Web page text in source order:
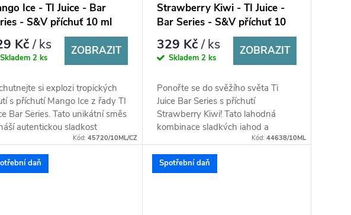
Ice - TI Juice - Bar
- S&V příchuť 10 ml
Kč/ ks
Skladem2 ks
ZOBRAZIT
si explozi tropických
s příchutí Mango Ice z řady TI
Bar Series. Tato unikátní směs
autentickou sladkost
zralého manga,...
Kód: 45720/10ML/CZ
Strawberry Kiwi - TI Juice -
Bar Series - S&V příchuť 10
ml
329 Kč / ks
Skladem 2 ks
ZOBRAZIT
Ponořte se do svěžího světa Ti
Juice Bar Series s příchutí
Strawberry Kiwi! Tato lahodná
kombinace sladkých jahod a
osvěžujících kiwi vás přenese na
slunečnou pláž....
Kód: 44638/10ML
daň Spotřební daň